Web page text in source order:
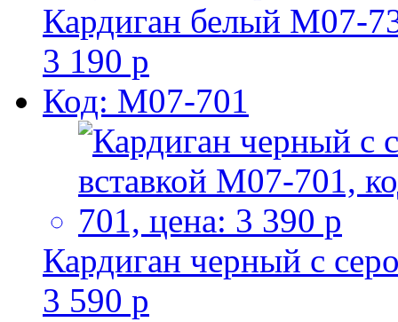
Кардиган белый M07-
3 190 р
Код: M07-701
Кардиган черный с
3 590 р